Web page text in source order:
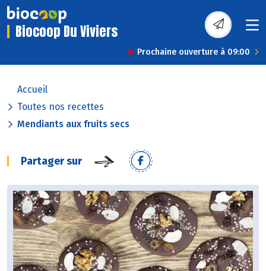
Biocoop Du Viviers
Prochaine ouverture à 09:00
Accueil
Toutes nos recettes
Mendiants aux fruits secs
Partager sur